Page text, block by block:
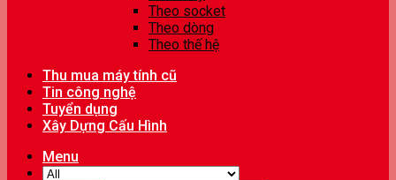
Theo socket
Theo dòng
Theo thế hệ
Thu mua máy tính cũ
Tin công nghệ
Tuyển dụng
Xây Dựng Cấu Hình
Menu